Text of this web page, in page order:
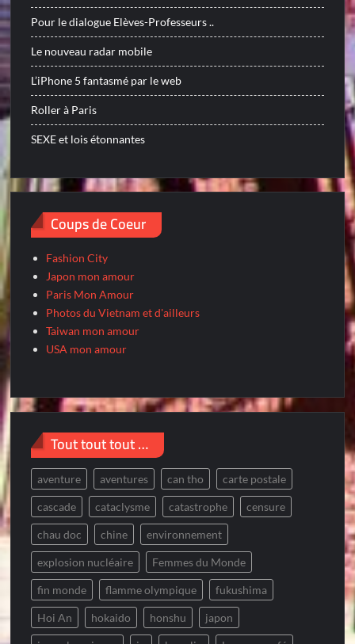
Pour le dialogue Elèves-Professeurs ..
Le nouveau radar mobile
L’iPhone 5 fantasmé par le web
Roller à Paris
SEXE et lois étonnantes
Coups de Coeur
Fashion City
Japon mon amour
Paris Mon Amour
Photos du Vietnam et d'ailleurs
Taiwan mon amour
USA mon amour
Tout tout tout …
aventure aventures can tho carte postale
cascade cataclysme catastrophe censure
chau doc chine environnement
explosion nucléaire Femmes du Monde
fin monde flamme olympique fukushima
Hoi An hokaido honshu japon